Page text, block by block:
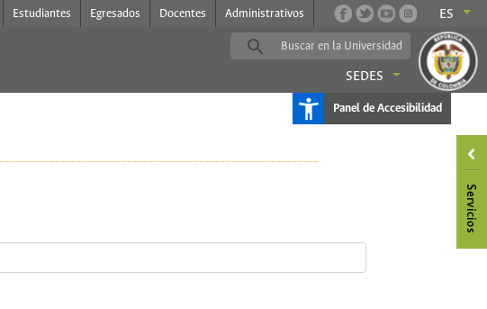
Estudiantes Egresados Docentes Administrativos ES
SEDES
Panel de Accesibilidad